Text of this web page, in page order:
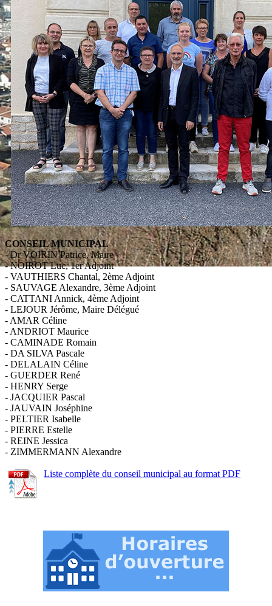
CONSEIL MUNICIPAL
- Dr VOIRIN Patrice, Maire
- NOIROT Luc, 1er Adjoint
- VAUTHIERS Chantal, 2ème Adjoint
- SAUVAGE Alexandre, 3ème Adjoint
- CATTANI Annick, 4ème Adjoint
- LEJOUR Jérôme, Maire Délégué
- AMAR Céline
- ANDRIOT Maurice
- CAMINADE Romain
- DA SILVA Pascale
- DELALAIN Céline
- GUERDER René
- HENRY Serge
- JACQUIER Pascal
- JAUVAIN Joséphine
- PELTIER Isabelle
- PIERRE Estelle
- REINE Jessica
- ZIMMERMANN Alexandre
Liste complète du conseil municipal au format PDF